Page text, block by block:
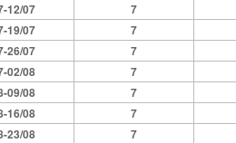
12/07
7
19/07
7
26/07
7
02/08
7
09/08
7
16/08
7
23/08
7